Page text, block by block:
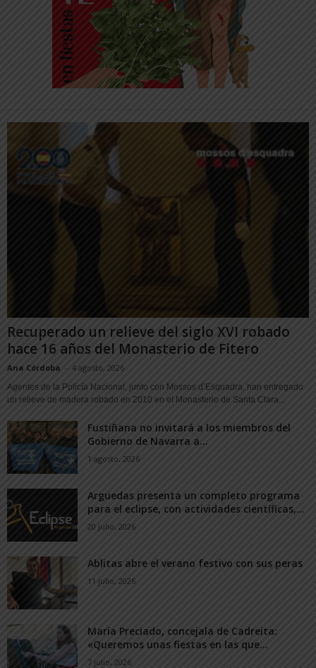
Recuperado un relieve del siglo XVI robado
hace 16 años del Monasterio de Fitero
Ana Córdoba - 4 agosto, 2026
Agentes de la Policía Nacional, junto con Mossos d’Esquadra, han entregado
un relieve de madera robado en 2010 en el Monasterio de Santa Clara...
Fustiñana no invitará a los miembros del
Gobierno de Navarra a...
1 agosto, 2026
Arguedas presenta un completo programa
para el eclipse, con actividades científicas,...
20 julio, 2026
Ablitas abre el verano festivo con sus peras
11 julio, 2026
María Preciado, concejala de Cadreita:
«Queremos unas fiestas en las que...
7 julio, 2026